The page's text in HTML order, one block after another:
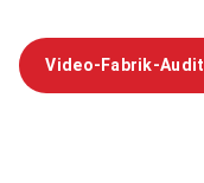
Video-Fabrik-Audit